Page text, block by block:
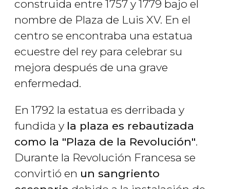
construida entre 1757 y 1779 bajo el
nombre de Plaza de Luis XV. En el
centro se encontraba una estatua
ecuestre del rey para celebrar su
mejora después de una grave
enfermedad.
En 1792 la estatua es derribada y
fundida y la plaza es rebautizada
como la "Plaza de la Revolución".
Durante la Revolución Francesa se
convirtió en un sangriento